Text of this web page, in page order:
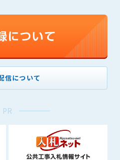
信について
PR
管理上、必要と判断した場合
た場合
判断した場合
等）
サービス内容の変更(新規追加、
切の責任をも負わないものと
、メールアドレスその他本サー
知り得た会員の個人情報（以下